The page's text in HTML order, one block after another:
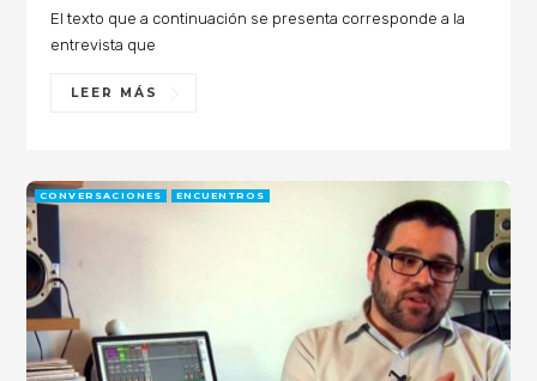
El texto que a continuación se presenta corresponde a la
entrevista que
LEER MÁS
CONVERSACIONES ENCUENTROS